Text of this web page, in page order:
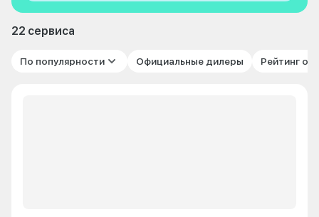
22 сервиса
По популярности Официальные дилеры Рейтинг